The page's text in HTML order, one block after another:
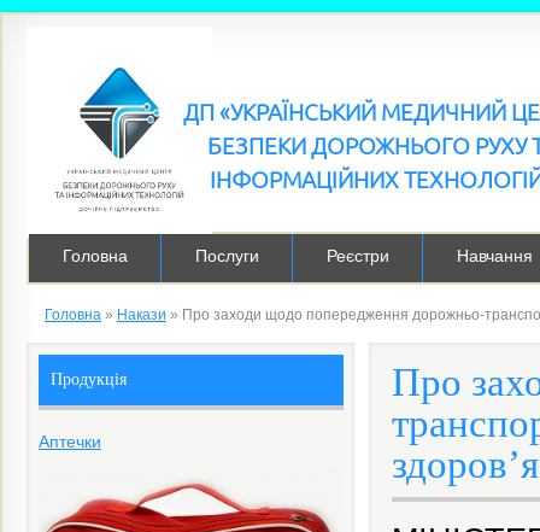
ДП «УКРАЇНСЬКИЙ МЕДИЧНИЙ
БЕЗПЕКИ ДОРОЖНЬОГО РУХУ
ІНФОРМАЦІЙНИХ
Головна Послуги Реєстри Навчання
Головна » Накази » Про заходи щодо попередження дорожньо-
Про
здоров’я
Продукція
Аптечки